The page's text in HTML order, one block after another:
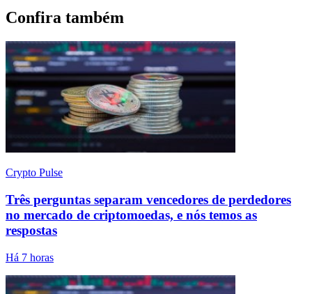
Confira também
Crypto Pulse
Três perguntas separam vencedores de perdedores
no mercado de criptomoedas, e nós temos as
respostas
Há 7 horas